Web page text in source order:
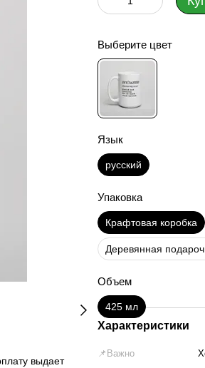
выдает
Выберите цвет
Язык
русский
Упаковка
Крафтовая коробка
Деревянная
Объем
425 мл
Характеристики
📌Важно